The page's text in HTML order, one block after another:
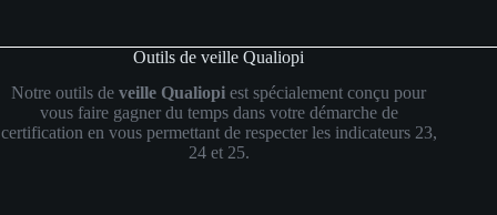
Outils de veille Qualiopi
Notre outils deveille Qualiopiest spécialement conçu pour
vous faire gagner du temps dans votre démarche de
certification en vous permettant de respecter les indicateurs 23,
24 et 25.